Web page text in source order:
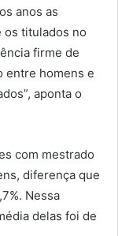
anos as
os titulados no
firme de
entre homens e
aponta o
com mestrado
diferença que
Nessa
delas foi de